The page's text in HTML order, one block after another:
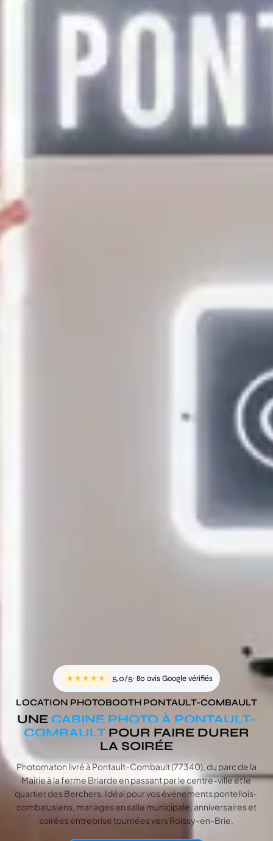
★★★★★ 5,0/5· 80 avis Google vérifiés
LOCATION PHOTOBOOTH PONTAULT-COMBAULT
UNE CABINE PHOTO À PONTAULT-
COMBAULTPOUR FAIRE DURER
LA SOIRÉE
Photomaton livré à Pontault-Combault (77340), du parc de la
Mairie à la ferme Briarde en passant par le centre-ville et le
quartier des Berchers. Idéal pour vos événements pontellois-
combalusiens, mariages en salle municipale, anniversaires et
soirées entreprise tournées vers Roissy-en-Brie.